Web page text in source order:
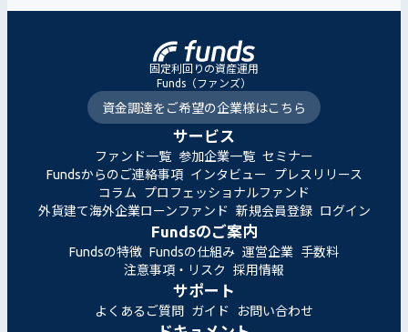
固定利回りの資産運用
Funds（ファンズ）
資金調達をご希望の企業様はこちら
サービス
ファンド一覧 参加企業一覧 セミナー
Fundsからのご連絡事項 インタビュー
プレスリリース
コラム
プロフェッショナルファンド
外貨建て海外企業ローンファンド 新規会員登録 ログイン
Fundsのご案内
Fundsの特徴 Fundsの仕組み 運営企業 手数料
注意事項・リスク
採用情報
サポート
よくあるご質問 ガイド お問い合わせ